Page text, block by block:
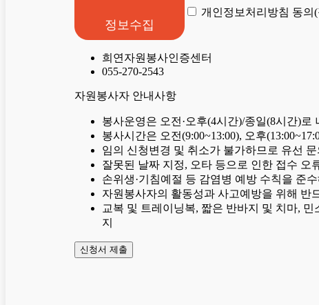
정보수집
개인정보처리방침 동의
희연자원봉사인증센터
055-270-2543
자원봉사자 안내사항
봉사운영은 오전·오후(4시간)/종일(8시간)
봉사시간은 오전(9:00~13:00), 오후
임의 신청변경 및 취소가 불가하므로 유선
잘못된 날짜 지정, 오타 등으로 인한 접수 오
손위생·기침예절 등 감염병 예방 수칙을 준
자원봉사자의 활동성과 사고예방을 위해 반
교복 및 트레이닝복, 짧은 반바지 및 치마,
지
신청서 제출